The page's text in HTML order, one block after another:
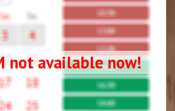
not available now!